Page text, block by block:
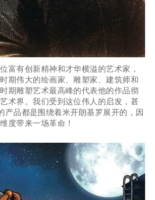
富有创新精神和才华横溢的艺术家，
期伟大的绘画家、雕塑家、建筑师和
期雕塑艺术最高峰的代表他的作品彻
术界。我们受到这位伟人的启发，甚
产品都是围绕着米开朗基罗展开的，因
度带来一场革命！